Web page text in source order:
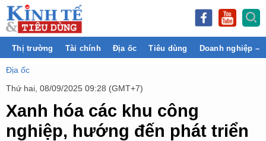
Thị trường Tài chính Địa ốc Tiêu dùng Doanh nghiệp –
Địa ốc
Thứ hai, 08/09/2025 09:28 (GMT+7)
Xanh hóa các khu công
nghiệp, hướng đến phát triển